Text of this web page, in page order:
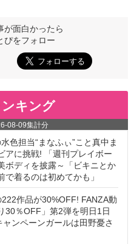
が面白かったら
ぴをフォロー
キング
08-09集計分
色担当“まなふぃ”こと真中ま
アに挑戦! 「週刊プレイボー
ボディを披露～「ビキニとか
着るのは初めてかも」
作品が30%OFF! FANZA動
30％OFF」第2弾を明日1日
ンペーンガールは田野憂さ